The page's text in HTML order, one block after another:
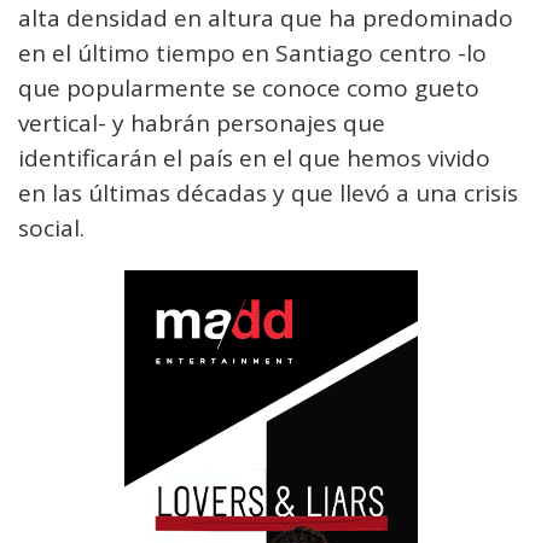
alta densidad en altura que ha predominado
en el último tiempo en Santiago centro -lo
que popularmente se conoce como gueto
vertical- y habrán personajes que
identificarán el país en el que hemos vivido
en las últimas décadas y que llevó a una crisis
social.